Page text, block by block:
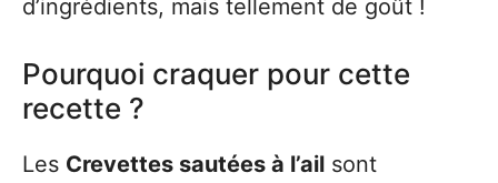
d’ingrédients, mais tellement de goût !
Pourquoi craquer pour cette
recette ?
Les Crevettes sautées à l’ail sont